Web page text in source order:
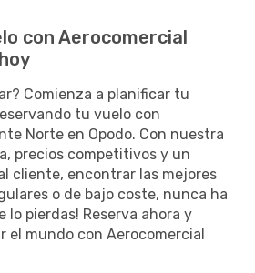
con Aerocomercial
Comienza a planificar tu
tu vuelo con
Norte en Opodo. Con nuestra
precios competitivos y un
cliente, encontrar las mejores
o de bajo coste, nunca ha
lo pierdas! Reserva ahora y
el mundo con Aerocomercial